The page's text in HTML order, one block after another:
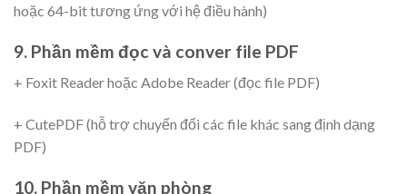
hoặc 64-bit tương ứng với hệ điều hành)
9. Phần mềm đọc và conver file PDF
+ Foxit Reader hoặc Adobe Reader (đọc file PDF)
+ CutePDF (hỗ trợ chuyển đổi các file khác sang định dạng
PDF)
10. Phần mềm văn phòng